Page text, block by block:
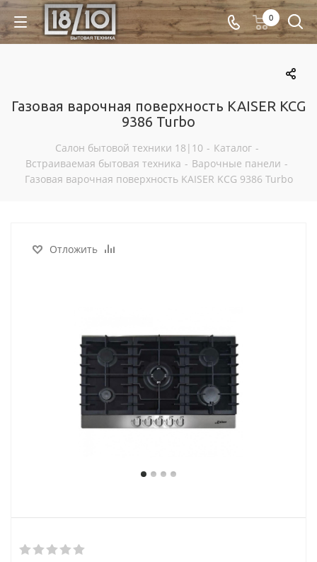
0
Газовая варочная поверхность KAISER KCG
9386 Turbo
Салон бытовой техники 18|10 - Каталог -
Встраиваемая бытовая техника - Варочные панели -
Газовая варочная поверхность KAISER KCG 9386 Turbo
Отложить